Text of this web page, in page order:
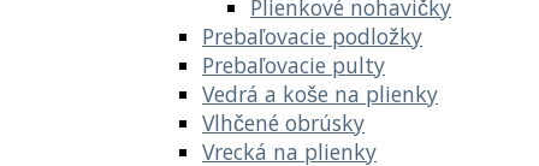
Plienkové nohavičky
Prebaľovacie podložky
Prebaľovacie pulty
Vedrá a koše na plienky
Vlhčené obrúsky
Vrecká na plienky